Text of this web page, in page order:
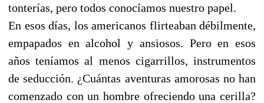
tonterías, pero todos conocíamos nuestro papel.
En esos días, los americanos flirteaban débilmente,
empapados en alcohol y ansiosos. Pero en esos
años teníamos al menos cigarrillos, instrumentos
de seducción. ¿Cuántas aventuras amorosas no han
comenzado con un hombre ofreciendo una cerilla?